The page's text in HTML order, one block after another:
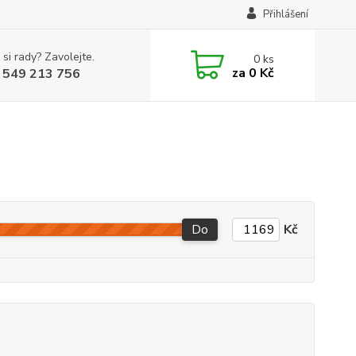
Přihlášení
rady? Zavolejte.
213 756
0ks
za 0 Kč
Do Kč